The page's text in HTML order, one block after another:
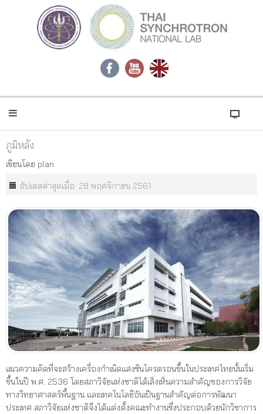
ภูมิหลัง
เขียนโดย plan
อัปเดตล่าสุดเมื่อ: 28 พฤศจิกายน 2561
แนวความคิดที่จะสร้างเครื่องกำเนิดแสงซินโครตรอนขึ้นในประเทศไทยนั้นเริ่ม
ขึ้นในปี พ.ศ. 2536 โดยสภาวิจัยแห่งชาติได้เล็งเห็นความสำคัญของการวิจัย
ทางวิทยาศาสตร์พื้นฐาน และเทคโนโลยีอันเป็นฐานสำคัญต่อการพัฒนา
ประเทศ สภาวิจัยแห่งชาติจึงได้แต่งตั้งคณะทำงานซึ่งประกอบด้วยนักวิชาการ